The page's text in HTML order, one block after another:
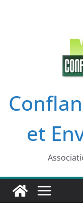
et